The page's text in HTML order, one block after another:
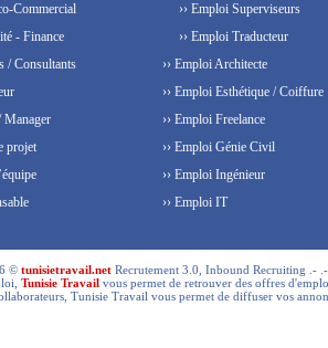
Commercial
- Finance
/ Consultants
Manager
projet
›› Emploi Superviseurs
›› Emploi Traducteur
›› Emploi Architecte
›› Emploi Esthétique / Coiffure
›› Emploi Freelance
›› Emploi Génie Civil
›› Emploi Ingénieur
›› Emploi IT
©tunisietravail.net Recrutement 3.0, Inbound Recruiting .-
Tunisie Travail vous permet de retrouver des offres
Tunisie Travail vous permet de diffuser vos